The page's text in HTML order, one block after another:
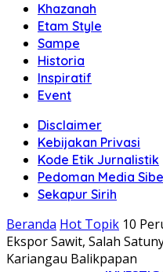
Khazanah
Etam Style
Sampe
Historia
Inspiratif
Event
Disclaimer
Kebijakan Privasi
Kode Etik Jurnalistik
Pedoman Media
Sekapur Sirih
Beranda Hot Topik 10
Ekspor Sawit, Salah
Kariangau Balikpapan